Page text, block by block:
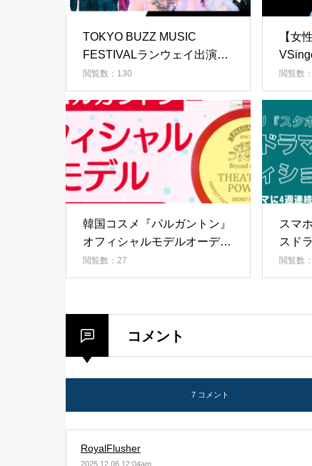
TOKYO BUZZ MUSIC
FESTIVALランウェイ出演権
オーディション
閲覧数：130
【女
閲覧数
韓国コスメ『パルガントン』
オフィシャルモデルオーディ
ション！
閲覧数：27
スマ
スド
（
閲覧数
コメント
7 コメント
RoyalFlusher
2025.12.06 12:04am